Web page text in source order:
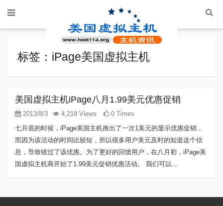
标签：iPage美国虚拟主机
美国虚拟主机iPage八月1.99美元优惠促销
2013/8/3 4,218 Views
0 Times
七月底的时候，iPage美国主机推出了一次1美元的显示优惠促销，
而因为该活动的时间比较短，所以很多用户美元及时的知道这个信
息，导致错过了该优惠。为了更好的回馈用户，在八月初，iPage美
国虚拟主机商开始了1.99美元促销优惠活动。 我们可以…